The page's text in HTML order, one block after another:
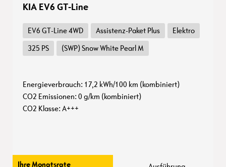
KIA EV6 GT-Line
EV6 GT-Line 4WD Assistenz-Paket Plus
Elektro
325 PS
(SWP) Snow White Pearl M
Energieverbrauch: 17,2 kWh/100 km (kombiniert)
CO2 Emissionen: 0 g/km (kombiniert)
CO2 Klasse: A+++
Ihre Monatsrate